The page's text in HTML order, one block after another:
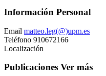
Información Personal
Email matteo.leg(@)upm.es
Teléfono 910672166
Localización
Publicaciones Ver más